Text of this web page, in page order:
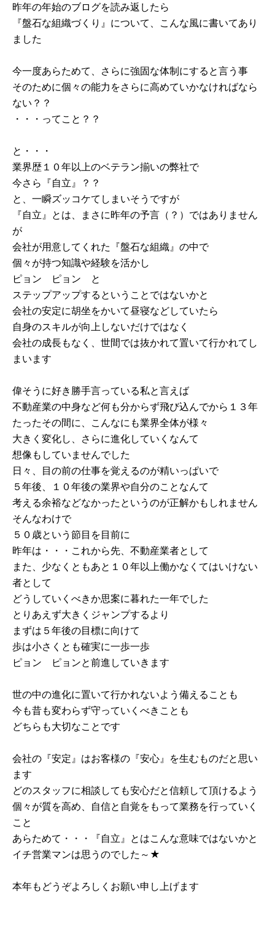
昨年の年始のブログを読み返したら
『盤石な組織づくり』について、こんな風に書いてあり
ました
今一度あらためて、さらに強固な体制にすると言う事
そのために個々の能力をさらに高めていかなければなら
ない？？
・・・ってこと？？
と・・・
業界歴１０年以上のベテラン揃いの弊社で
今さら『自立』？？
と、一瞬ズッコケてしまいそうですが
『自立』とは、まさに昨年の予言（？）ではありません
が
会社が用意してくれた『盤石な組織』の中で
個々が持つ知識や経験を活かし
ピョン ピョン と
ステップアップするということではないかと
会社の安定に胡坐をかいて昼寝などしていたら
自身のスキルが向上しないだけではなく
会社の成長もなく、世間では抜かれて置いて行かれてし
まいます
偉そうに好き勝手言っている私と言えば
不動産業の中身など何も分からず飛び込んでから１３年
たったその間に、こんなにも業界全体が様々
大きく変化し、さらに進化していくなんて
想像もしていませんでした
日々、目の前の仕事を覚えるのが精いっぱいで
５年後、１０年後の業界や自分のことなんて
考える余裕などなかったというのが正解かもしれません
そんなわけで
５０歳という節目を目前に
昨年は・・・これから先、不動産業者として
また、少なくともあと１０年以上働かなくてはいけない
者として
どうしていくべきか思案に暮れた一年でした
とりあえず大きくジャンプするより
まずは５年後の目標に向けて
歩は小さくとも確実に一歩一歩
ピョン ピョンと前進していきます
世の中の進化に置いて行かれないよう備えることも
今も昔も変わらず守っていくべきことも
どちらも大切なことです
会社の『安定』はお客様の『安心』を生むものだと思い
ます
どのスタッフに相談しても安心だと信頼して頂けるよう
個々が質を高め、自信と自覚をもって業務を行っていく
こと
あらためて・・・『自立』とはこんな意味ではないかと
イチ営業マンは思うのでした～★
本年もどうぞよろしくお願い申し上げます